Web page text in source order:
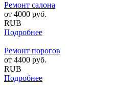
Ремонт салона
от 4000 руб.
RUB
Подробнее
Ремонт порогов
от 4400 руб.
RUB
Подробнее